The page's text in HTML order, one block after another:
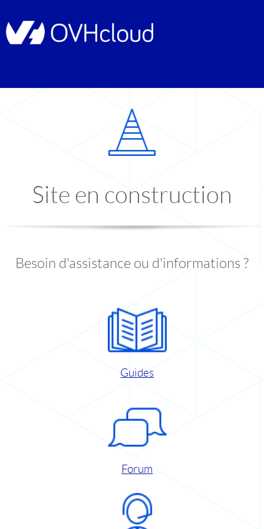
Site en construction
Besoin d'assistance ou d'informations ?
Guides
Forum